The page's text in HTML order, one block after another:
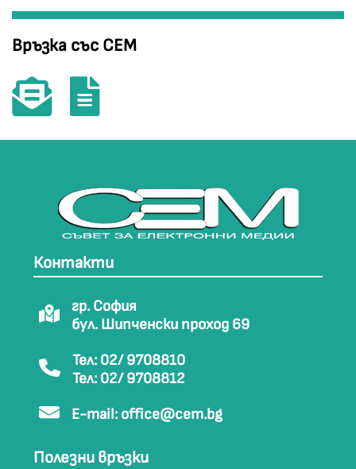
Връзка със СЕМ
Контакти
гр. София
бул. Шипченски проход 69
Тел: 02/ 9708810
Тел: 02/ 9708812
E-mail: office@cem.bg
Полезни връзки